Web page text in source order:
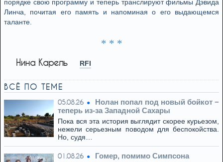
порядке свою программу и теперь транслируют фильмы Дэвида
Линча, почитая его память и напоминая о его выдающемся
таланте.
* * *
Нина Карель RFI
ВСЁ ПО ТЕМЕ
05.08.26
Нолан попал под новый бойкот −
теперь из‑за Западной Сахары
Пока вся эта история выглядит скорее курьезом,
нежели серьезным поводом для беспокойства.
Но, судя…
01.08.26 Гомер, помимо Симпсона